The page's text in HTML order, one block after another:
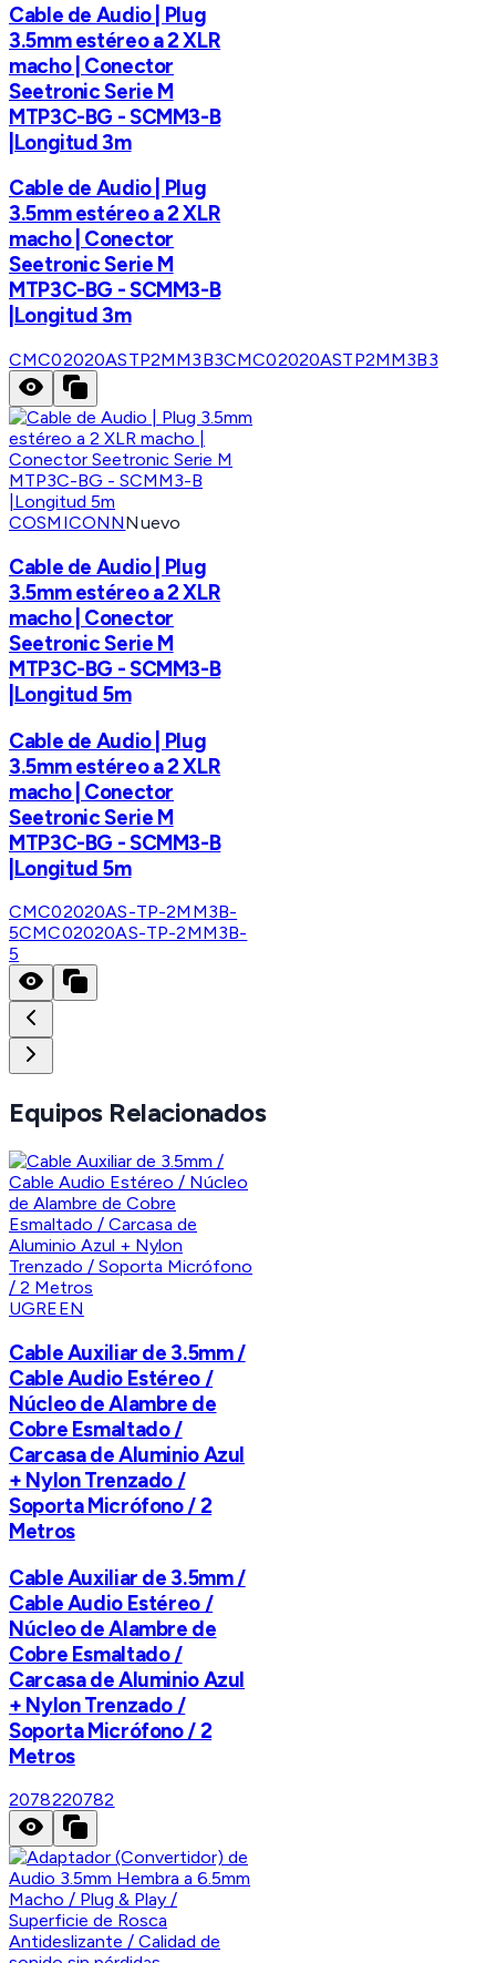
Cable de Audio | Plug
3.5mm estéreo a 2 XLR
macho | Conector
Seetronic Serie M
MTP3C-BG - SCMM3-B
|Longitud 3m
Cable de Audio | Plug
3.5mm estéreo a 2 XLR
macho | Conector
Seetronic Serie M
MTP3C-BG - SCMM3-B
|Longitud 3m
CMC02020ASTP2MM3B3CMC02020ASTP2MM3B3
COSMICONNNuevo
Cable de Audio | Plug
3.5mm estéreo a 2 XLR
macho | Conector
Seetronic Serie M
MTP3C-BG - SCMM3-B
|Longitud 5m
Cable de Audio | Plug
3.5mm estéreo a 2 XLR
macho | Conector
Seetronic Serie M
MTP3C-BG - SCMM3-B
|Longitud 5m
CMC02020AS-TP-2MM3B-
5CMC02020AS-TP-2MM3B-
5
Equipos Relacionados
UGREEN
Cable Auxiliar de 3.5mm /
Cable Audio Estéreo /
Núcleo de Alambre de
Cobre Esmaltado /
Carcasa de Aluminio Azul
+ Nylon Trenzado /
Soporta Micrófono / 2
Metros
Cable Auxiliar de 3.5mm /
Cable Audio Estéreo /
Núcleo de Alambre de
Cobre Esmaltado /
Carcasa de Aluminio Azul
+ Nylon Trenzado /
Soporta Micrófono / 2
Metros
2078220782